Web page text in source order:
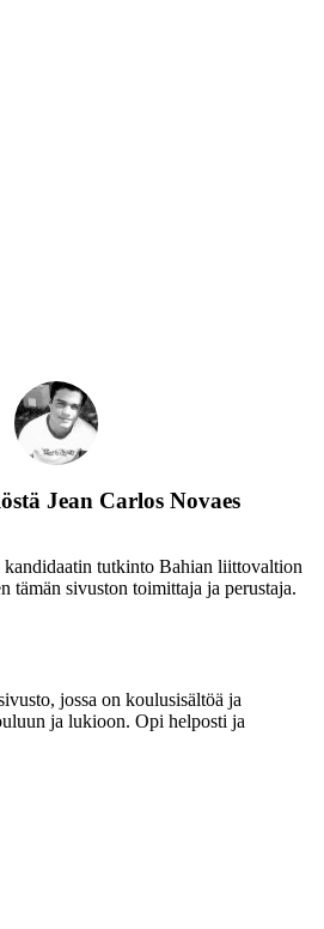
Jean Carlos Novaes
tutkinto Bahian liittovaltion
tämän sivuston toimittaja ja perustaja.
jossa on koulusisältöä ja
ja lukioon. Opi helposti ja